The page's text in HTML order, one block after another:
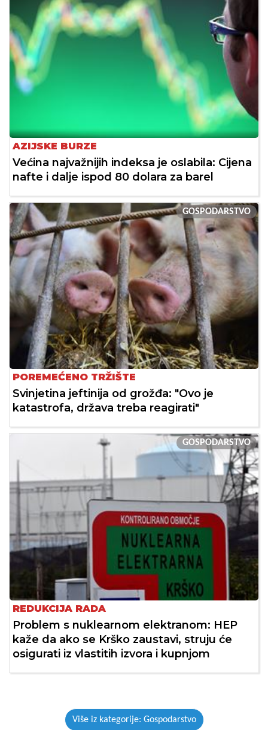
AZIJSKE BURZE
Većina najvažnijih indeksa je oslabila: Cijena
nafte i dalje ispod 80 dolara za barel
GOSPODARSTVO
POREMEĆENO TRŽIŠTE
Svinjetina jeftinija od grožđa: "Ovo je
katastrofa, država treba reagirati"
GOSPODARSTVO
REDUKCIJA RADA
Problem s nuklearnom elektranom: HEP
kaže da ako se Krško zaustavi, struju će
osigurati iz vlastitih izvora i kupnjom
Više iz kategorije: Gospodarstvo